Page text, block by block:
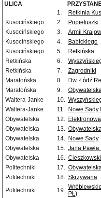
ULICA
1.
Retkinia
Kusocińskiego
2. Popiełuszki
Kusocińskiego
3. Armii
Kusocińskiego
4. Babickiego
Kusocińskiego
5. Retkińska
Retkińska
6.
Retkińska
7. Zagrodniki
Maratońska
8. Dw. Łódź
Maratońska
9.
Waltera-Janke
10.
Waltera-Janke
11. Nowe Sady
Obywatelska
12.
Obywatelska
13.
Obywatelska
14. Nowe Sady
Obywatelska
15. Jana Pawła II
Obywatelska
16.
Politechniki
17.
Politechniki
18. Skrzywana
Politechniki
19. PŁ)